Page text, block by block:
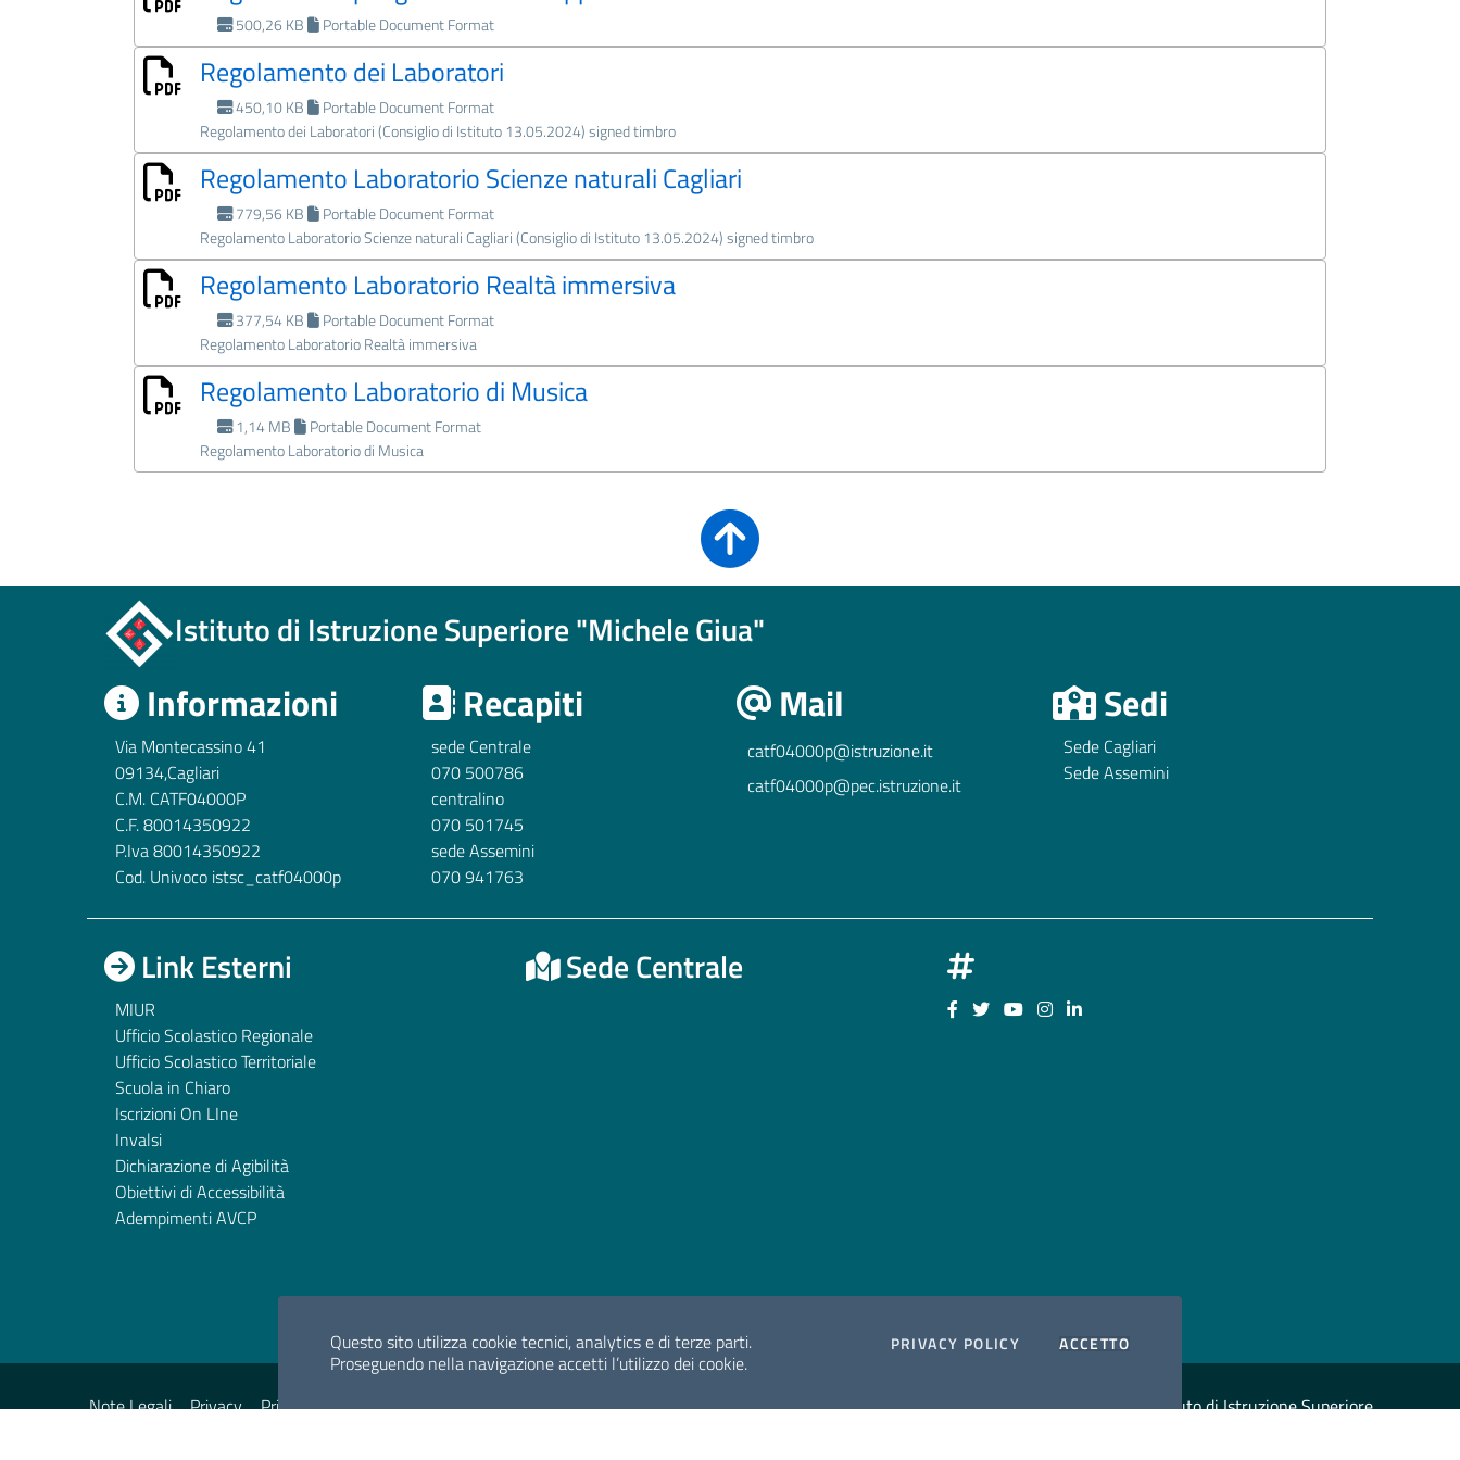
Questo sito utilizza cookie tecnici, analytics e di terze parti.
Proseguendo nella navigazione accetti l’utilizzo dei cookie.
PRIVACY POLICY ACCETTOI COOKIES
500,26 KB Portable Document Format
Regolamento dei Laboratori
450,10 KB
Portable Document Format
Regolamento dei Laboratori (Consiglio di Istituto 13.05.2024) signed timbro
Regolamento Laboratorio Scienze naturali Cagliari
779,56 KB
Portable Document Format
Regolamento Laboratorio Scienze naturali Cagliari (Consiglio di Istituto 13.05.2024) signed timbro
Regolamento Laboratorio Realtà immersiva
377,54 KB
Portable Document Format
Regolamento Laboratorio Realtà immersiva
Regolamento Laboratorio di Musica
1,14 MB
Portable Document Format
Regolamento Laboratorio di Musica
Istituto di Istruzione Superiore "Michele Giua"
Informazioni
Via Montecassino 41
09134,Cagliari
C.M. CATF04000P
C.F. 80014350922
P.Iva 80014350922
Cod. Univoco istsc_catf04000p
Recapiti
sede Centrale
070 500786
centralino
070 501745
sede Assemini
070 941763
Mail
catf04000p@istruzione.it
catf04000p@pec.istruzione.it
Sedi
Sede Cagliari
Sede Assemini
Link Esterni
MIUR
Ufficio Scolastico Regionale
Ufficio Scolastico Territoriale
Scuola in Chiaro
Iscrizioni On LIne
Invalsi
Dichiarazione di Agibilità
Obiettivi di Accessibilità
Adempimenti AVCP
Sede Centrale
Seguici su Facebook
Seguici su Twitter
Seguici su YouTube
Seguici su Instagram
Seguici su LinkedIn
Sezione Legale
Note Legali Privacy Privacy Policy Mappa del sito Copyright
2026 Istituto di Istruzione Superiore